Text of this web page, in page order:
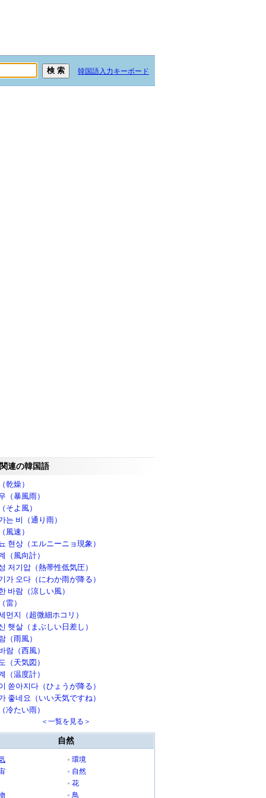
韓国語入力キーボード
連の韓国語
乾燥）
（暴風雨）
そよ風）
는 비（通り雨）
風速）
현상（エルニーニョ現象）
（風向計）
저기압（熱帯性低気圧）
가 오다（にわか雨が降る）
바람（涼しい風）
雷）
먼지（超微細ホコリ）
햇살（まぶしい日差し）
（雨風）
람（西風）
（天気図）
（温度計）
쏟아지다（ひょうが降る）
좋네요（いい天気ですね）
冷たい雨）
＜一覧を見る＞
自然
環境
自然
花
鳥